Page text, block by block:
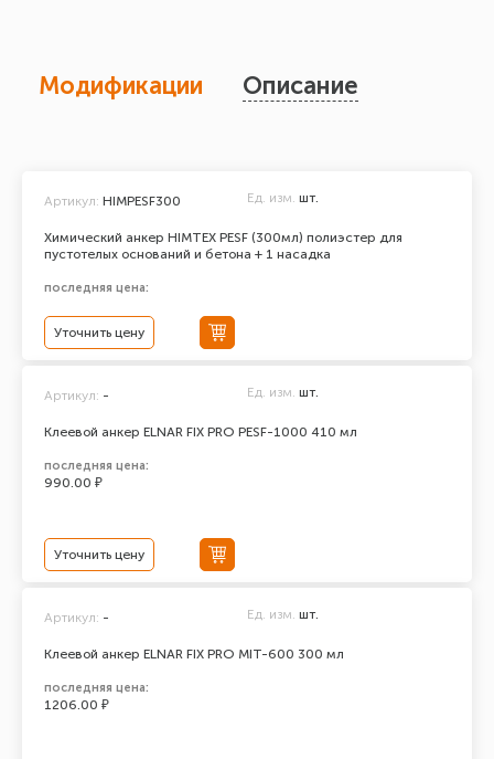
Модификации Описание
Химический анкер HIMTEX PESF (300мл) полиэстер для
пустотелых оснований и бетона + 1 насадка
Артикул: HIMPESF300 Ед. изм. шт.
последняя цена:
Уточнить цену
Клеевой анкер ELNAR FIX PRO PESF-1000 410 мл
Артикул: - Ед. изм. шт.
последняя цена:
990.00 ₽
Уточнить цену
Клеевой анкер ELNAR FIX PRO MIT-600 300 мл
Артикул: - Ед. изм. шт.
последняя цена:
1206.00 ₽